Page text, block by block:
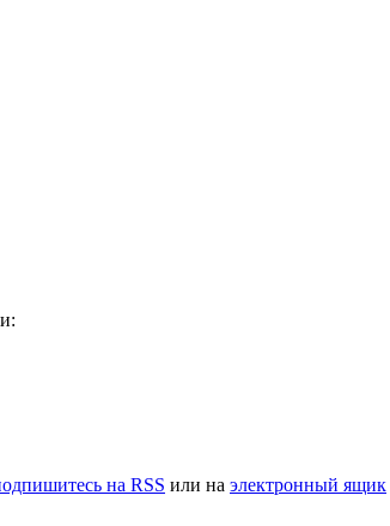
на RSS или на электронный ящик